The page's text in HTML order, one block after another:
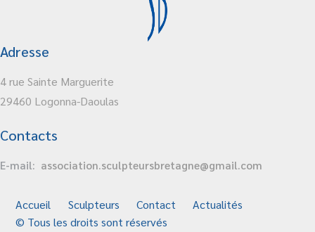
Adresse
4 rue Sainte Marguerite
29460 Logonna-Daoulas
Contacts
E-mail: association.sculpteursbretagne@gmail.com
Accueil Sculpteurs Contact
Actualités
© Tous les droits sont réservés